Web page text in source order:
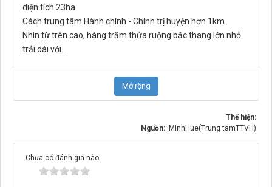
diện tích 23ha.
Cách trung tâm Hành chính - Chính trị huyện hơn 1km.
Nhìn từ trên cao, hàng trăm thửa ruộng bậc thang lớn nhỏ
trải dài với...
Mở rộng
Thể hiện:
Nguồn: :MinhHue(Trung tamTTVH)
Chưa có đánh giá nào